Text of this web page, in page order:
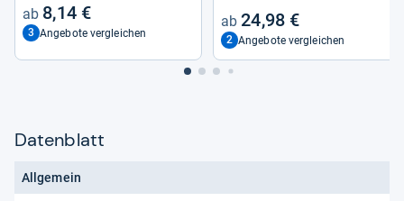
8,14 €
3 Angebote vergleichen
24,98 €
2 Angebote vergleichen
Datenblatt
Allgemein